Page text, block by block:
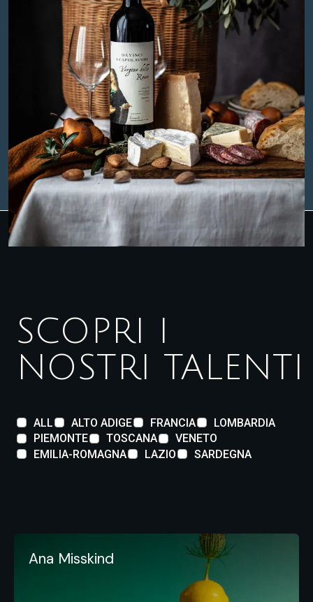
SCOPRI I
NOSTRI TALENTI
ALL ALTO ADIGE FRANCIA
LOMBARDIA
PIEMONTE
TOSCANA
VENETO
EMILIA-ROMAGNA
LAZIO SARDEGNA
Ana Misskind